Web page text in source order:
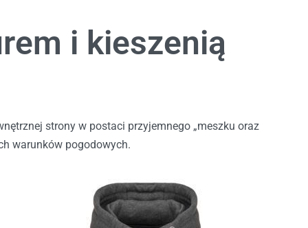
i kieszenią
strony w postaci przyjemnego „meszku oraz
warunków pogodowych.